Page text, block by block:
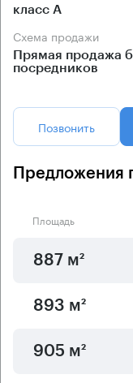
класс А
Схема продажи
Прямая продажа
посредников
Позвонить
Предложения
Площадь
887 м²
893 м²
905 м²